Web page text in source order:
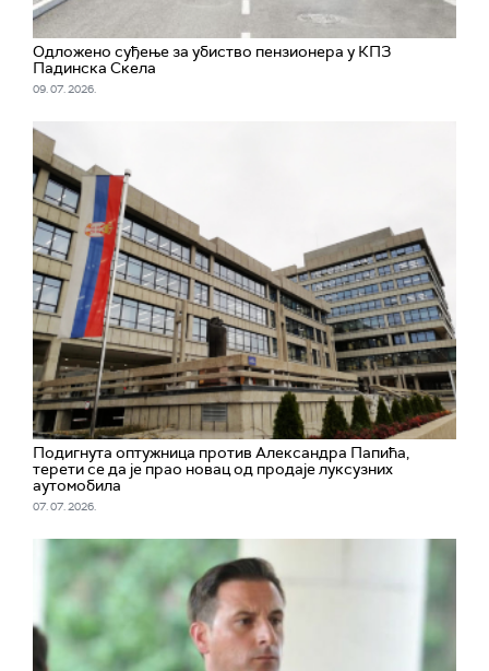
Одложено суђење за убиство пензионера у КПЗ
Падинска Скела
09. 07. 2026.
Подигнута оптужница против Александра Папића,
терети се да је прао новац од продаје луксузних
аутомобила
07. 07. 2026.